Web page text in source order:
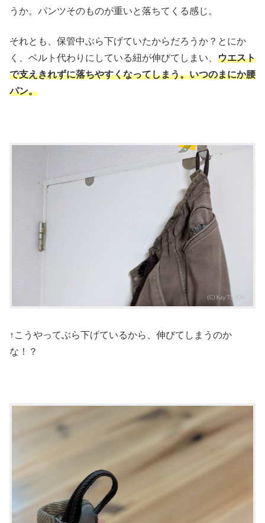
うか。パンツそのものが重いと落ちてくる感じ。
それとも、保管中ぶら下げていたからだろうか？とにか
く、ベルト代わりにしている紐が伸びてしまい、 ウエスト
で支えきれずに落ちやすくなってしまう。いつのまにか腰
パン。
↑こうやってぶら下げているから、伸びてしまうのか
な！？